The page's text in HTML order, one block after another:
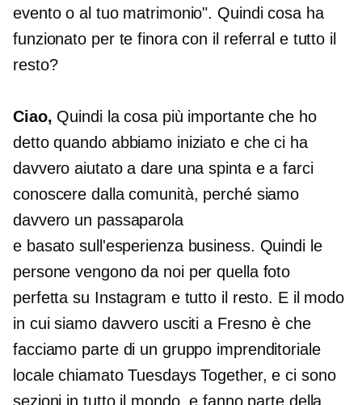
evento o al tuo matrimonio". Quindi cosa ha
funzionato per te finora con il referral e tutto il
resto?
Ciao, Quindi la cosa più importante che ho
detto quando abbiamo iniziato e che ci ha
davvero aiutato a dare una spinta e a farci
conoscere dalla comunità, perché siamo
davvero un passaparola
e basato sull'esperienzabusiness. Quindi le
persone vengono da noi per quella foto
perfetta su Instagram e tutto il resto. E il modo
in cui siamo davvero usciti a Fresno è che
facciamo parte di un gruppo imprenditoriale
locale chiamato Tuesdays Together, e ci sono
sezioni in tutto il mondo, e fanno parte della